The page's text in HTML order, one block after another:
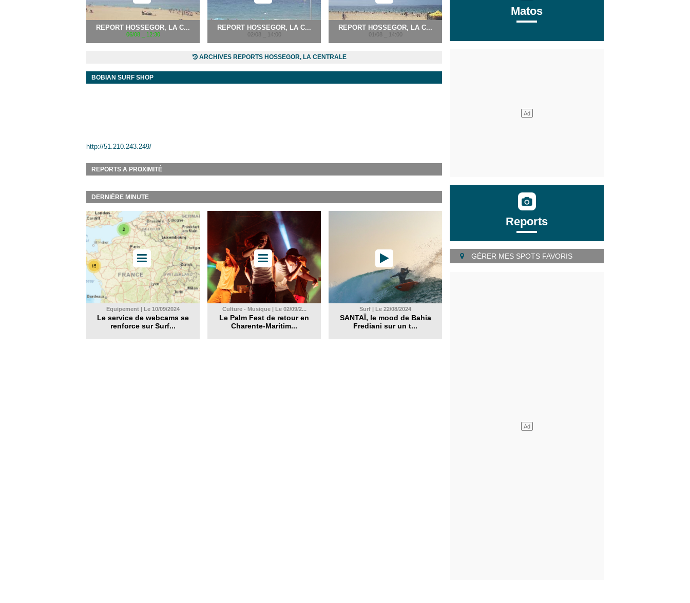
REPORT HOSSEGOR, LA C...
06/08 _ 12:30
REPORT HOSSEGOR, LA C...
02/08 _ 14:00
REPORT HOSSEGOR, LA C...
01/08 _ 14:00
ARCHIVES REPORTS HOSSEGOR, LA CENTRALE
BOBIAN SURF SHOP
http://51.210.243.249/
REPORTS A PROXIMITÉ
DERNIÈRE MINUTE
Equipement | Le 10/09/2024
Le service de webcams se
renforce sur Surf...
Culture - Musique | Le 02/09/2...
Le Palm Fest de retour en
Charente-Maritim...
Surf | Le 22/08/2024
SANTAÏ, le mood de Bahia
Frediani sur un t...
Matos
Reports
GÉRER MES SPOTS FAVORIS